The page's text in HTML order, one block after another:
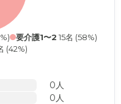
要介護1〜2 15名 (58%)
(42%)
0人
0人